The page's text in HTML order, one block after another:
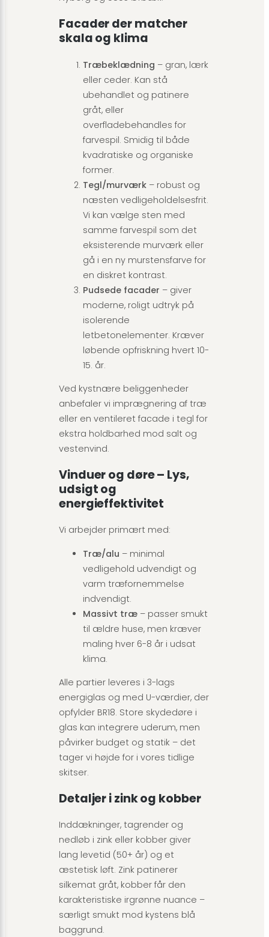
Facader der matcher
skala og klima
Træbeklædning – gran, lærk
eller ceder. Kan stå
ubehandlet og patinere
gråt, eller
overfladebehandles for
farvespil. Smidig til både
kvadratiske og organiske
former.
Tegl/murværk – robust og
næsten vedligeholdelsesfrit.
Vi kan vælge sten med
samme farvespil som det
eksisterende murværk eller
gå i en ny murstensfarve for
en diskret kontrast.
Pudsede facader – giver
moderne, roligt udtryk på
isolerende
letbetonelementer. Kræver
løbende opfriskning hvert 10-
15. år.
Ved kystnære beliggenheder
anbefaler vi imprægnering af træ
eller en ventileret facade i tegl for
ekstra holdbarhed mod salt og
vestenvind.
Vinduer og døre – Lys,
udsigt og
energieffektivitet
Vi arbejder primært med:
Træ/alu – minimal
vedligehold udvendigt og
varm træfornemmelse
indvendigt.
Massivt træ – passer smukt
til ældre huse, men kræver
maling hver 6-8 år i udsat
klima.
Alle partier leveres i 3-lags
energiglas og med U-værdier, der
opfylder BR18. Store skydedøre i
glas kan integrere uderum, men
påvirker budget og statik – det
tager vi højde for i vores tidlige
skitser.
Detaljer i zink og kobber
Inddækninger, tagrender og
nedløb i zink eller kobber giver
lang levetid (50+ år) og et
æstetisk løft. Zink patinerer
silkemat gråt, kobber får den
karakteristiske irgrønne nuance –
særligt smukt mod kystens blå
baggrund.